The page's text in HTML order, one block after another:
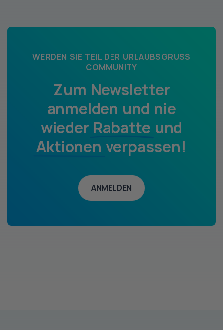
WERDEN SIE TEIL DER URLAUBSGRUSS
COMMUNITY
Zum Newsletter
anmelden und nie
wieder Rabatte und
Aktionen verpassen!
ANMELDEN